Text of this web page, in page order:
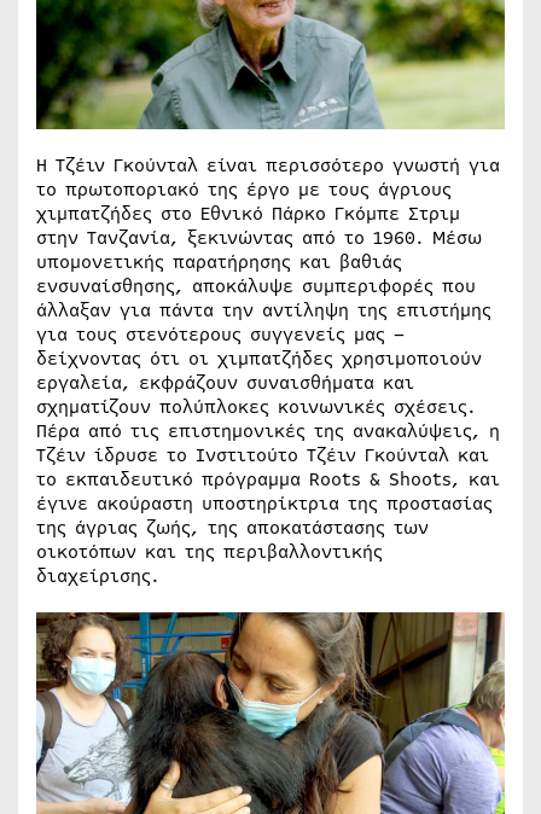
Η Τζέιν Γκούνταλ είναι περισσότερο γνωστή για
το πρωτοποριακό της έργο με τους άγριους
χιμπατζήδες στο Εθνικό Πάρκο Γκόμπε Στριμ
στην Τανζανία, ξεκινώντας από το 1960. Μέσω
υπομονετικής παρατήρησης και βαθιάς
ενσυναίσθησης, αποκάλυψε συμπεριφορές που
άλλαξαν για πάντα την αντίληψη της επιστήμης
για τους στενότερους συγγενείς μας –
δείχνοντας ότι οι χιμπατζήδες χρησιμοποιούν
εργαλεία, εκφράζουν συναισθήματα και
σχηματίζουν πολύπλοκες κοινωνικές σχέσεις.
Πέρα από τις επιστημονικές της ανακαλύψεις, η
Τζέιν ίδρυσε το Ινστιτούτο Τζέιν Γκούνταλ και
το εκπαιδευτικό πρόγραμμα Roots & Shoots, και
έγινε ακούραστη υποστηρίκτρια της προστασίας
της άγριας ζωής, της αποκατάστασης των
οικοτόπων και της περιβαλλοντικής
διαχείρισης.